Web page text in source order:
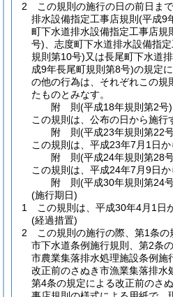
2
この規則の施行の日の前日ま
排水設備指定工事店規則 (平成9
町下水道排水設備指定工事店規
号) 、志度町下水道排水設備指
規則第10号)又は長尾町下水道
成9年長尾町規則第8号)の規定
の他の行為は、それぞれこの規
たものとみなす。
附 則(平成18年規則第2号)
この規則は、公布の日から施行
附 則(平成23年規則第22
この規則は、平成23年7月1日か
附 則(平成24年規則第28
この規則は、平成24年7月9日か
附 則(平成30年規則第24
(施行期日)
1
この規則は、平成30年4月1日
(経過措置)
2
この規則の施行の際、第1条
市下水道条例施行規則、第2条
市農業集落排水処理施設条例施
改正前のさぬき市漁業集落排水
第4条の規定による改正前のさ